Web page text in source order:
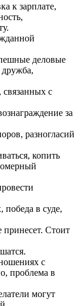
к зарплате,
деловые
дружба,
связанных с
за
разногласий
копить
в суде,
принесет. Стоит
с
проблема в
могут